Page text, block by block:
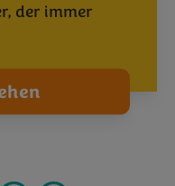
der immer